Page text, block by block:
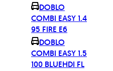
DOBLO
COMBI EASY 1.4
95 FIRE E6
DOBLO
COMBI EASY 1.5
100 BLUEHDI FL